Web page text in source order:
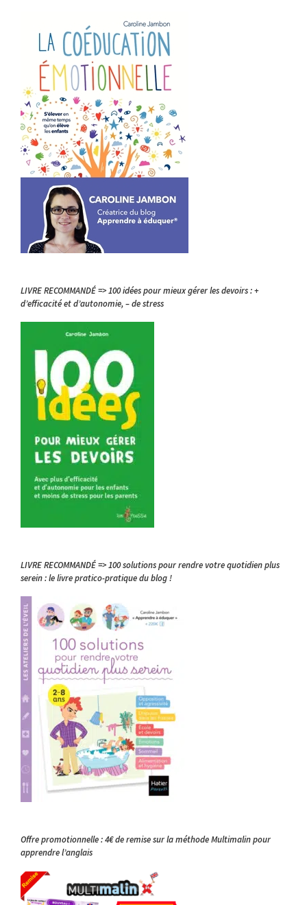
LIVRE RECOMMANDÉ => 100 idées pour mieux gérer les devoirs : +
d’efficacité et d’autonomie, – de stress
LIVRE RECOMMANDÉ => 100 solutions pour rendre votre quotidien plus
serein : le livre pratico-pratique du blog !
Offre promotionnelle : 4€ de remise sur la méthode Multimalin pour
apprendre l’anglais